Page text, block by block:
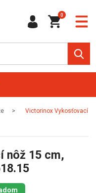
0
Victorinox Vykosťovací
nôž 15 cm,